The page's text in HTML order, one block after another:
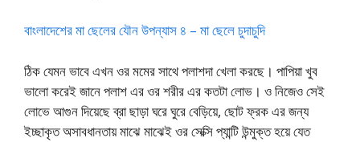
বাংলাদেশের মা ছেলের যৌন উপন্যাস ৪ – মা ছেলে চুদাচুদি
ঠিক যেমন ভাবে এখন ওর মমের সাথে পলাশদা খেলা করছে। পাপিয়া খুব
ভালো করেই জানে পলাশ এর ওর শরীর এর কতটা লোভ। ও নিজেও সেই
লোভে আগুন দিয়েছে ব্রা ছাড়া ঘরে ঘুরে বেড়িয়ে, ছোট ফ্রক এর জন্য
ইচ্ছাকৃত অসাবধানতায় মাঝে মাঝেই ওর সেক্সি প্যান্টি উন্মুক্ত হয়ে যেত